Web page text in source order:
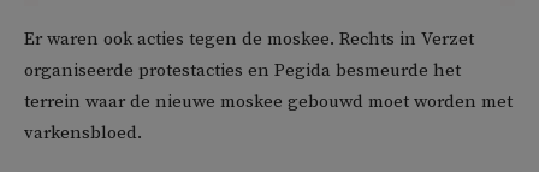
Er waren ook acties tegen de moskee. Rechts in Verzet
organiseerde protestacties en Pegida besmeurde het
terrein waar de nieuwe moskee gebouwd moet worden met
varkensbloed.